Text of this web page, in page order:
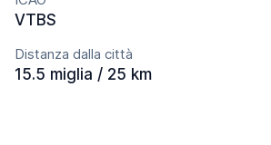
VTBS
Distanza dalla città
15.5 miglia / 25 km